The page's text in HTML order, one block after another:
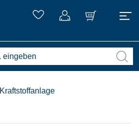
Kraftstoffanlage